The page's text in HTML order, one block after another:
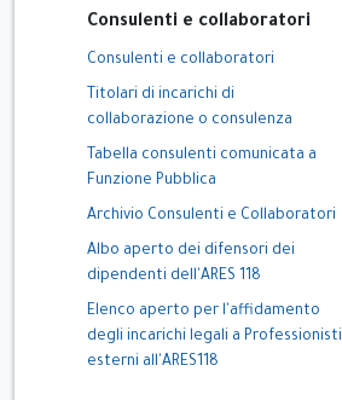
Consulenti e collaboratori
Consulenti e collaboratori
Titolari di incarichi di
collaborazione o consulenza
Tabella consulenti comunicata a
Funzione Pubblica
Archivio Consulenti e Collaboratori
Albo aperto dei difensori dei
dipendenti dell'ARES 118
Elenco aperto per l'affidamento
degli incarichi legali a Professionisti
esterni all'ARES118